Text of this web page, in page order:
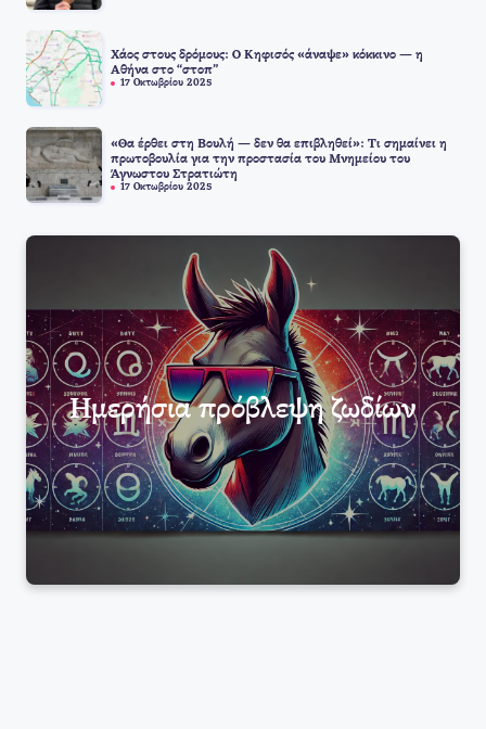
Χάος στους δρόμους: Ο Κηφισός «άναψε» κόκκινο — η
Αθήνα στο “στοπ”
17 Οκτωβρίου 2025
«Θα έρθει στη Βουλή — δεν θα επιβληθεί»: Τι σημαίνει η
πρωτοβουλία για την προστασία του Μνημείου του
Άγνωστου Στρατιώτη
17 Οκτωβρίου 2025
Ημερήσια πρόβλεψη ζωδίων